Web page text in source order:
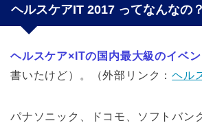
ヘルスケアIT 2017 ってなんなの？
ヘルスケア×ITの国内最大級のイベン
書いたけど）。（外部リンク：ヘル
パナソニック、ドコモ、ソフトバン